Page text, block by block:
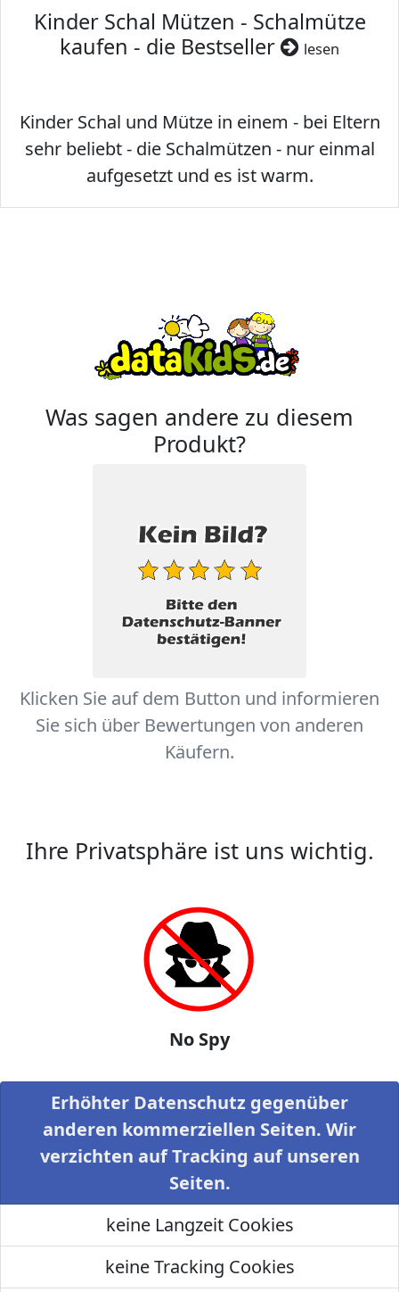
Kinder Schal Mützen - Schalmütze
kaufen - die Bestseller
lesen
Kinder Schal und Mütze in einem - bei Eltern
sehr beliebt - die Schalmützen - nur einmal
aufgesetzt und es ist warm.
Was sagen andere zu diesem
Produkt?
Klicken Sie auf dem Button und informieren
Sie sich über Bewertungen von anderen
Käufern.
Ihre Privatsphäre ist uns wichtig.
No Spy
Erhöhter Datenschutz gegenüber
anderen kommerziellen Seiten. Wir
verzichten auf Tracking auf unseren
Seiten.
keine Langzeit Cookies
keine Tracking Cookies